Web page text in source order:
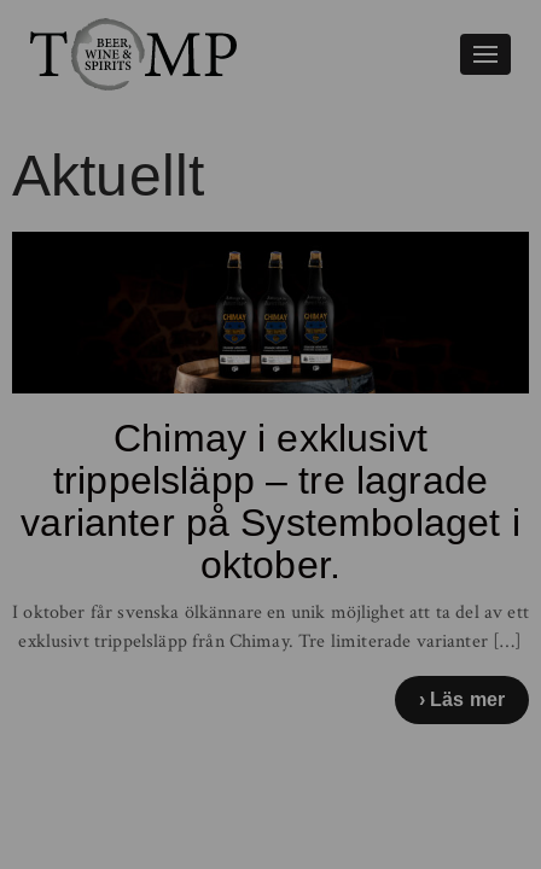
Växla
Aktuellt
Chimay i exklusivt
trippelsläpp – tre lagrade
varianter på Systembolaget i
oktober.
I oktober får svenska ölkännare en unik möjlighet att ta del av ett
exklusivt trippelsläpp från Chimay. Tre limiterade varianter […]
Läs mer